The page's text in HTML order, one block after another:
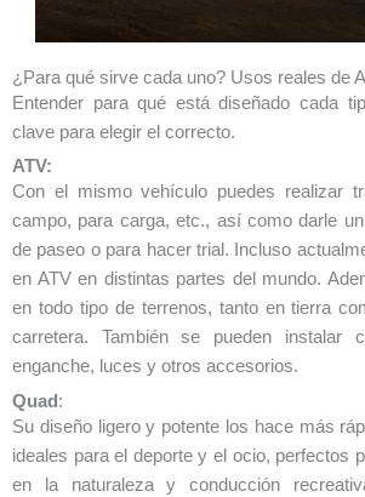
¿Para qué sirve cada uno? Usos reales de
Entender para qué está diseñado cada
clave para elegir el correcto.
ATV:
Con el mismo vehículo puedes realizar
campo, para carga, etc., así como darle
de paseo o para hacer trial. Incluso
en ATV en distintas partes del mundo.
en todo tipo de terrenos, tanto en tierra
carretera. También se pueden instalar
enganche, luces y otros accesorios.
Quad :
Su diseño ligero y potente los hace más
ideales para el deporte y el ocio, perfectos
en la naturaleza y conducción